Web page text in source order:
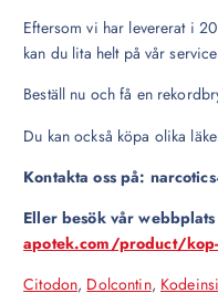
Eftersom vi har levererat i
kan du lita helt på vår
Beställ nu och få en
Du kan också köpa olika
Kontakta oss på:
Eller besök vår
apotek.com/product/
Citodon, Dolcontin,